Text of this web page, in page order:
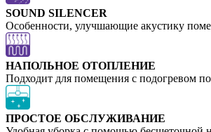
SOUND SILENCER
Особенности, улучшающие акустику
НАПОЛЬНОЕ ОТОПЛЕНИЕ
Подходит для помещения с подогревом
ПРОСТОЕ ОБСЛУЖИВАНИЕ